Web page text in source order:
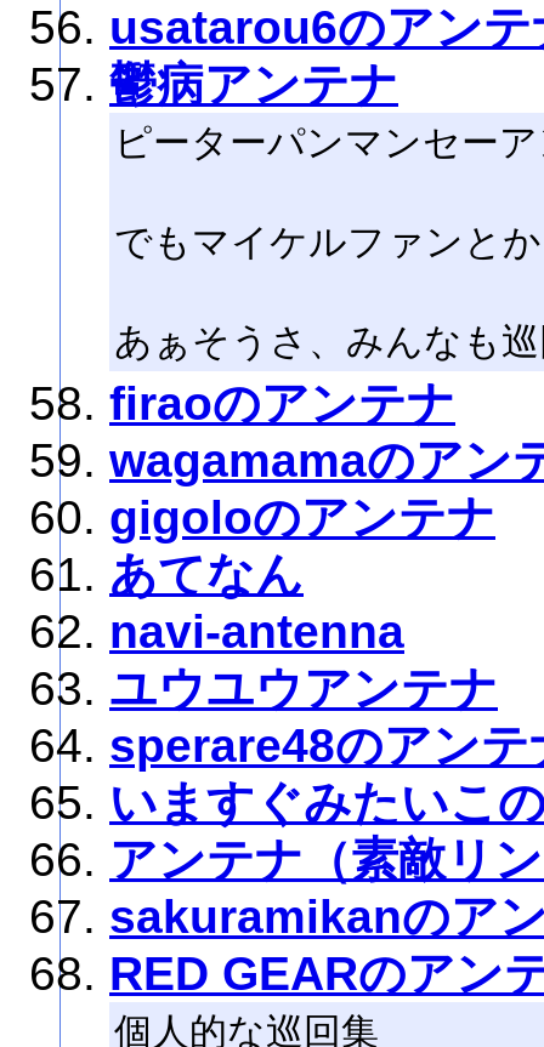
usatarou6のアンテ
鬱病アンテナ
ピーターパンマンセー
でもマイケルファンと
あぁそうさ、みんなも
firaoのアンテナ
wagamamaのアン
gigoloのアンテナ
あてなん
navi-antenna
ユウユウアンテナ
sperare48のアンテ
いますぐみたいこ
アンテナ（素敵リ
sakuramikanのア
RED GEARのアン
個人的な巡回集